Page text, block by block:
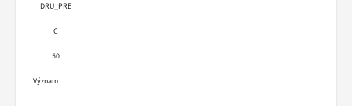
DRU_PRE
C
50
Význam